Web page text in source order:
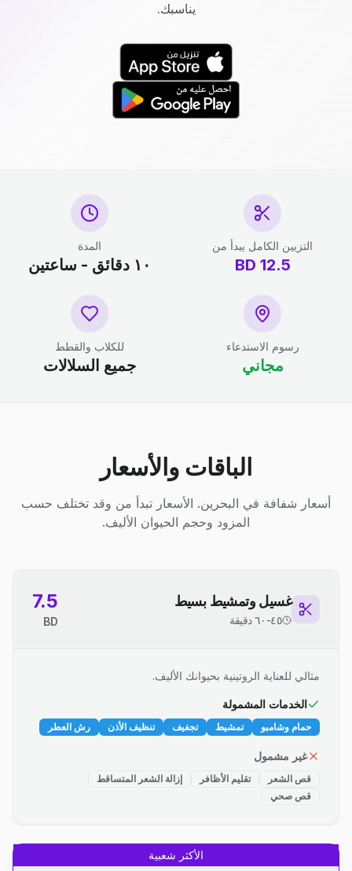
يناسبك.
التزيين الكامل يبدأ من
12.5
BD
المدة
١٠ دقائق - ساعتين
رسوم الاستدعاء
مجاني
للكلاب والقطط
جميع السلالات
الباقات والأسعار
أسعار شفافة في البحرين. الأسعار تبدأ من وقد تختلف حسب
المزود وحجم الحيوان الأليف.
غسيل وتمشيط بسيط
٤٥-٦٠ دقيقة
7.5
BD
مثالي للعناية الروتينية بحيوانك الأليف.
الخدمات المشمولة
حمام وشامبو تمشيط تجفيف تنظيف الأذن رش العطر
غير مشمول
قص الشعر تقليم الأظافر
إزالة الشعر المتساقط
قص صحي
الأكثر شعبية